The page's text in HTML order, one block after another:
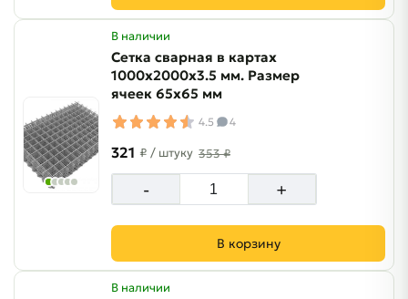
В наличии
Сетка сварная в картах
1000х2000х3.5 мм. Размер
ячеек 65х65 мм
4.5 4
321 ₽ / штуку 353 ₽
- +
В корзину
В наличии